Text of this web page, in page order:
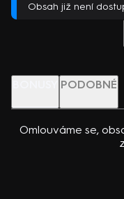
Obsah již není
PODOBNÉ
Omlouváme se,
Spracklinová a další
Přehrát